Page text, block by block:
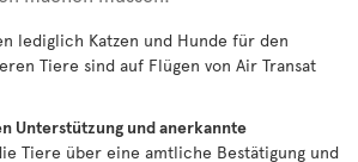
lediglich Katzen und Hunde für den
Tiere sind auf Flügen von Air Transat
Unterstützung und anerkannte
Tiere über eine amtliche Bestätigung und